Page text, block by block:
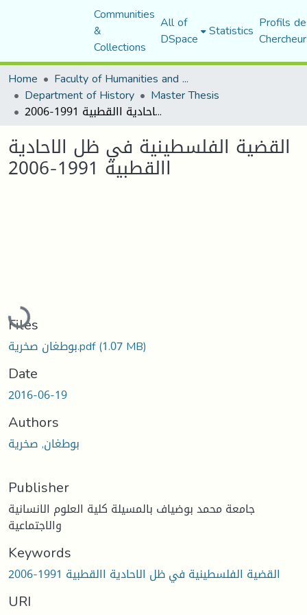
Communities
&
Collections
All of
DSpace Statistics Profils
Home
Faculty of Humanities and Social Sciences
Department of History Master Thesis
القضية الفلسطينية في ظل الاحادية االقطبية 1991-2006
القضية الفلسطينية في ظل الاحادية
االقطبية 1991-2006
Loading...
Files
بوطغان صخرية.pdf(1.07 MB)
Date
2016-06-19
Authors
بوطغان, صخرية
Publisher
جامعة محمد بوضياف بالمسيلة كلية العلوم الانسانية
والاجتماعية
Keywords
القضية الفلسطينية في ظل الاحادية االقطبية 1991-2006
URI